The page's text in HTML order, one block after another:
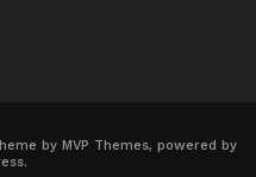
by MVP Themes, powered by